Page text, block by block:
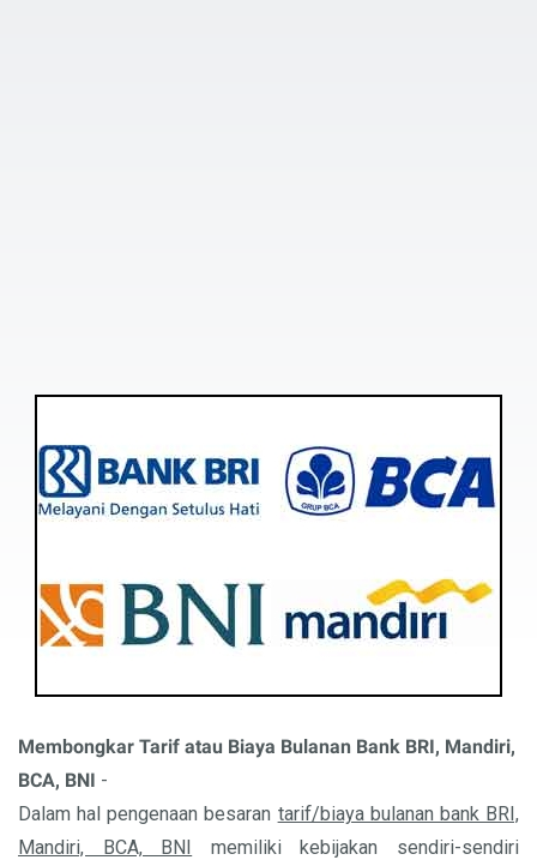
Membongkar Tarif atau Biaya Bulanan Bank BRI, Mandiri,
BCA, BNI -
Dalam hal pengenaan besaran tarif/biaya bulanan bank BRI,
Mandiri, BCA, BNI memiliki kebijakan sendiri-sendiri